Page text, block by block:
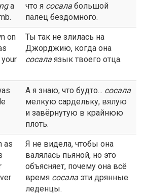
a
что я сосала большой
палец бездомного.
on
Ты так не злилась на
Джорджию, когда она
сосала язык твоего отца.
А я знаю, что будто... сосала
мелкую сардельку, вялую
и завёрнутую в крайнюю
плоть.
as
Я не видела, чтобы она
валялась пьяной, но это
объясняет, почему она всё
время сосала эти дрянные
леденцы.